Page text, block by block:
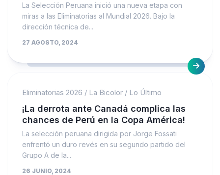
La Selección Peruana inició una nueva etapa con
miras a las Eliminatorias al Mundial 2026. Bajo la
dirección técnica de...
27 AGOSTO, 2024
Eliminatorias 2026 / La Bicolor / Lo Último
¡La derrota ante Canadá complica las
chances de Perú en la Copa América!
La selección peruana dirigida por Jorge Fossati
enfrentó un duro revés en su segundo partido del
Grupo A de la...
26 JUNIO, 2024